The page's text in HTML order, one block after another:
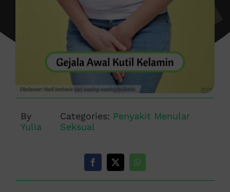
By
Yulia
Categories: Penyakit Menular
Seksual